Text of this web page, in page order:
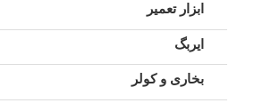
ابزار تعمیر
ایربگ
بخاری و کولر